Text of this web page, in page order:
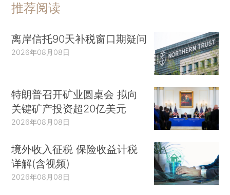
推荐阅读
离岸信托90天补税窗口期疑问
2026年08月08日
特朗普召开矿业圆桌会 拟向
关键矿产投资超20亿美元
2026年08月08日
境外收入征税 保险收益计税
详解(含视频)
2026年08月08日